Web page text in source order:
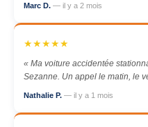
Marc D. — il y a 2 mois
★★★★★
« Ma voiture accidentée
Sezanne. Un appel le matin, le
Nathalie P. — il y a 1 mois